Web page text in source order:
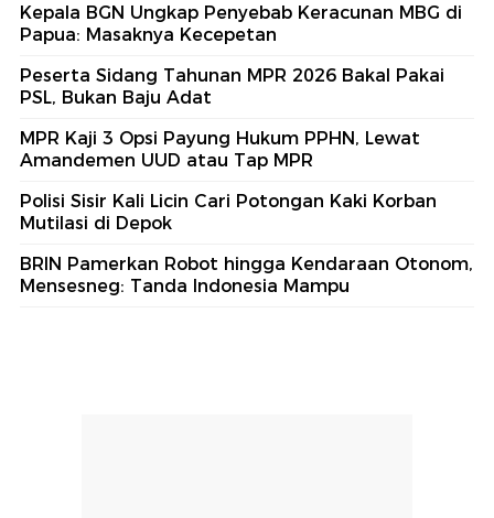
Kepala BGN Ungkap Penyebab Keracunan MBG di
Papua: Masaknya Kecepetan
Peserta Sidang Tahunan MPR 2026 Bakal Pakai
PSL, Bukan Baju Adat
MPR Kaji 3 Opsi Payung Hukum PPHN, Lewat
Amandemen UUD atau Tap MPR
Polisi Sisir Kali Licin Cari Potongan Kaki Korban
Mutilasi di Depok
BRIN Pamerkan Robot hingga Kendaraan Otonom,
Mensesneg: Tanda Indonesia Mampu